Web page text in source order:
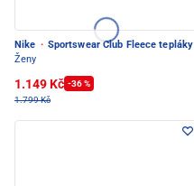
Nike · Sportswear Club Fleece tepláky
Ženy
1.149 Kč -36 %
1.799 Kč